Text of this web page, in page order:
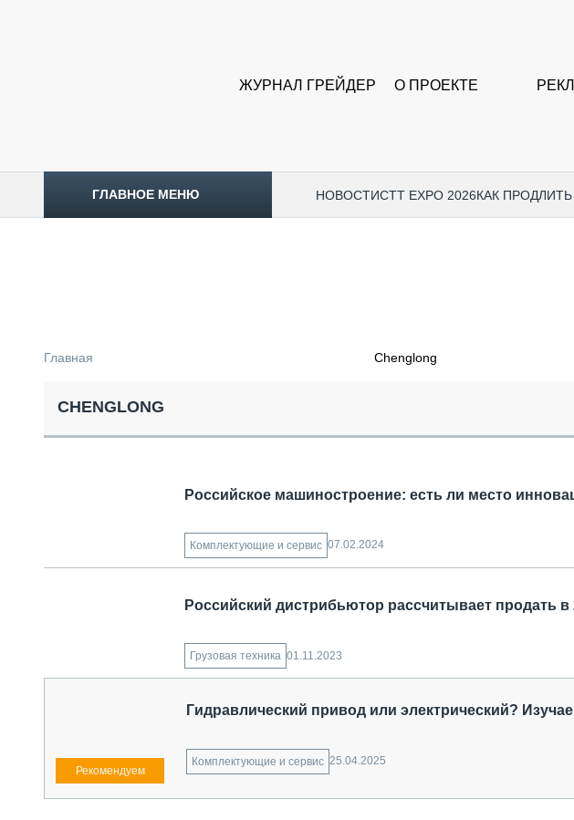
ЖУРНАЛ ГРЕЙДЕР О ПРОЕКТЕ
ГЛАВНОЕ МЕНЮ НОВОСТИCTT EXPO 2026КАК
СПЕЦТЕХНИКА И ТРАНСПОРТ
ГРУЗОПЕРЕВОЗКИ
ТЕХНИКА КРУПНЫМ ПЛАНОМ
ДОРОЖНАЯ ИНДУСТРИЯ
СЕРВИСМЕНЫ
БЛИЖАЙШИЕ
Главная Chenglong
CHENGLONG
Российское машиностроение: есть ли место
Комплектующие и сервис 07.02.2024
Российский дистрибьютор рассчитывает продать в
Грузовая техника 01.11.2023
Гидравлический привод или электрический?
Комплектующие и сервис 25.04.2025